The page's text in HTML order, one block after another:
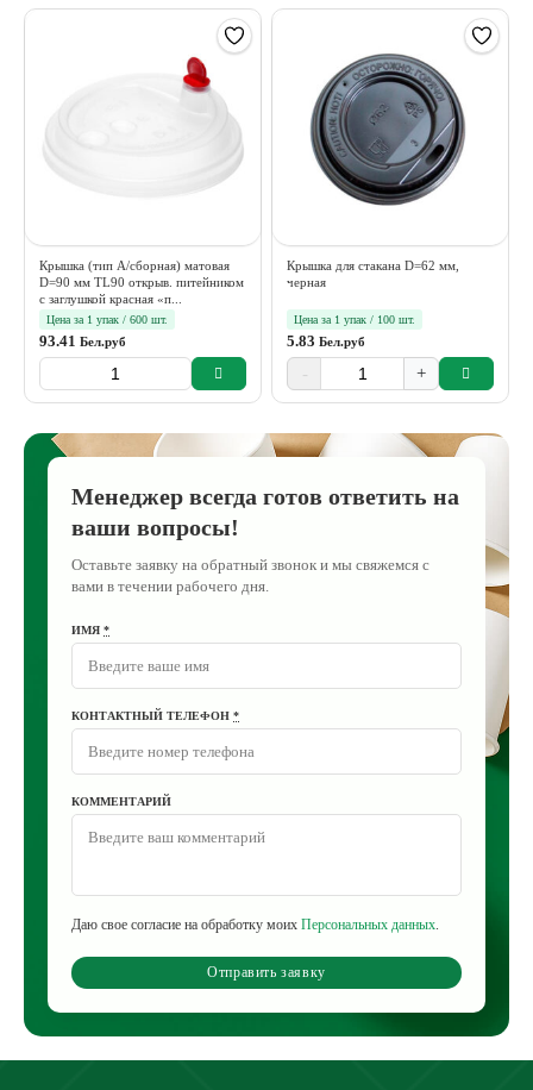
Крышка (тип А/сборная) матовая
D=90 мм TL90 открыв. питейником
с заглушкой красная «п...
Цена за 1 упак / 600 шт.
93.41 Бел.руб
Крышка для стакана D=62 мм,
черная
Цена за 1 упак / 100 шт.
5.83 Бел.руб
- +
Менеджер всегда готов ответить на
ваши вопросы!
Оставьте заявку на обратный звонок и мы свяжемся с
вами в течении рабочего дня.
ИМЯ *
КОНТАКТНЫЙ ТЕЛЕФОН *
КОММЕНТАРИЙ
Даю свое согласие на обработку моих Персональных данных.
Отправить заявку